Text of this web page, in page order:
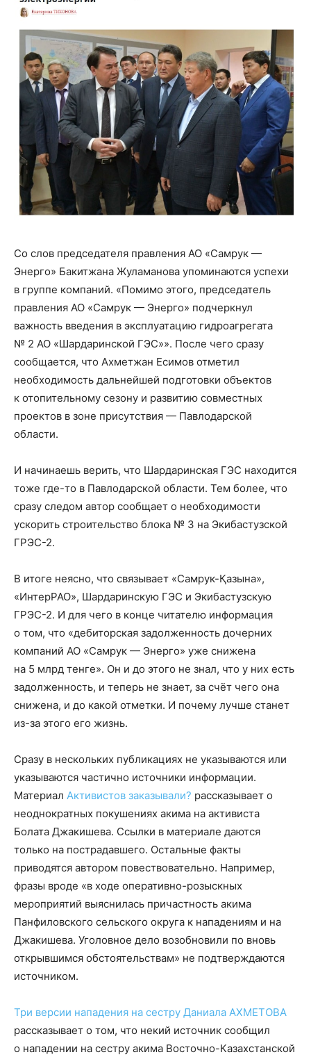
Со слов председателя правления АО «Самрук —
Энерго» Бакитжана Жуламанова упоминаются успехи
в группе компаний. «Помимо этого, председатель
правления АО «Самрук — Энерго» подчеркнул
важность введения в эксплуатацию гидроагрегата
№ 2 АО «Шардаринской ГЭС»». После чего сразу
сообщается, что Ахметжан Есимов отметил
необходимость дальнейшей подготовки объектов
к отопительному сезону и развитию совместных
проектов в зоне присутствия — Павлодарской
области.
И начинаешь верить, что Шардаринская ГЭС находится
тоже где-то в Павлодарской области. Тем более, что
сразу следом автор сообщает о необходимости
ускорить строительство блока № 3 на Экибастузской
ГРЭС-2.
В итоге неясно, что связывает «Самрук-Қазына»,
«ИнтерРАО», Шардаринскую ГЭС и Экибастузскую
ГРЭС-2. И для чего в конце читателю информация
о том, что «дебиторская задолженность дочерних
компаний АО «Самрук — Энерго» уже снижена
на 5 млрд тенге». Он и до этого не знал, что у них есть
задолженность, и теперь не знает, за счёт чего она
снижена, и до какой отметки. И почему лучше станет
из-за этого его жизнь.
Сразу в нескольких публикациях не указываются или
указываются частично источники информации.
Материал Активистов заказывали? рассказывает о
неоднократных покушениях акима на активиста
Болата Джакишева. Ссылки в материале даются
только на пострадавшего. Остальные факты
приводятся автором повествовательно. Например,
фразы вроде «в ходе оперативно-розыскных
мероприятий выяснилась причастность акима
Панфиловского сельского округа к нападениям и на
Джакишева. Уголовное дело возобновили по вновь
открывшимся обстоятельствам» не подтверждаются
источником.
Три версии нападения на сестру Даниала АХМЕТОВА
рассказывает о том, что некий источник сообщил
о нападении на сестру акима Восточно-Казахстанской